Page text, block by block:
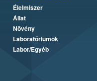
Élelmiszer
Állat
Növény
Laboratóriumok
Labor/Egyéb